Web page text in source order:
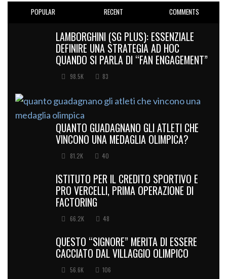
POPULAR RECENT COMMENTS
LAMBORGHINI (SG PLUS): ESSENZIALE
DEFINIRE UNA STRATEGIA AD HOC
QUANDO SI PARLA DI “FAN ENGAGEMENT”
98.5K 83
QUANTO GUADAGNANO GLI ATLETI CHE
VINCONO UNA MEDAGLIA OLIMPICA?
81.2K 40
ISTITUTO PER IL CREDITO SPORTIVO E
PRO VERCELLI, PRIMA OPERAZIONE DI
FACTORING
66.2K 48
QUESTO “SIGNORE” MERITA DI ESSERE
CACCIATO DAL VILLAGGIO OLIMPICO
56.6K 106